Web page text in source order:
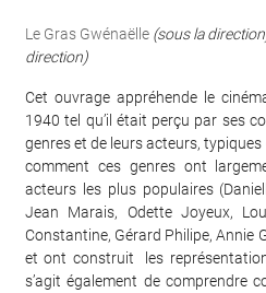
Le Gras Gwénaëlle (sous la
direction)
Cet ouvrage appréhende le
1940 tel qu’il était perçu par ses
genres et de leurs acteurs,
comment ces genres ont
acteurs les plus populaires
Jean Marais, Odette Joyeux,
Constantine, Gérard Philipe, Annie
et ont construit les
s’agit également de comprendre